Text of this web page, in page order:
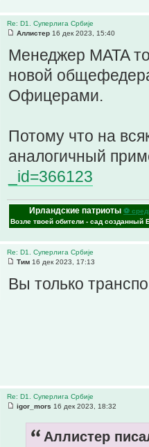
Re: D1. Суперлига Србије
Аллистер 16 дек 2023, 15:40
Менеджер MATA
новой
Офицерами.
Потому что на
аналогичный
_id=366123
Ирландские патриоты ⚽
Возле твоей обители - сад созданный
Re: D1. Суперлига Србије
Тим 16 дек 2023, 17:13
Вы только
Re: D1. Суперлига Србије
igor_mors 16 дек 2023, 18:32
Аллистер